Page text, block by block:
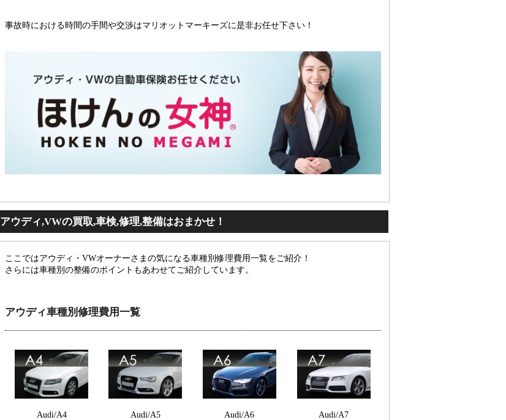
事故時における時間の手間や交渉はマリオットマーキーズに是非お任せ下さい！
アウディ,VWの買取,車検,修理,整備はおまかせ！
ここではアウディ・VWオーナーさまの気になる車種別修理費用一覧をご紹介！
さらには車種別の整備のポイントもあわせてご紹介しています。
アウディ車種別修理費用一覧
Audi/A4 Audi/A5 Audi/A6 Audi/A7